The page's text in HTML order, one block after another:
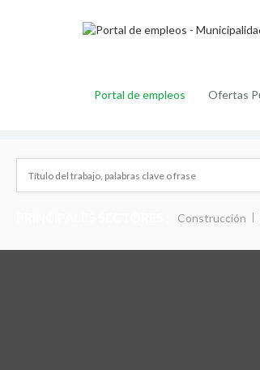
Portal de empleos Ofertas
Construcción